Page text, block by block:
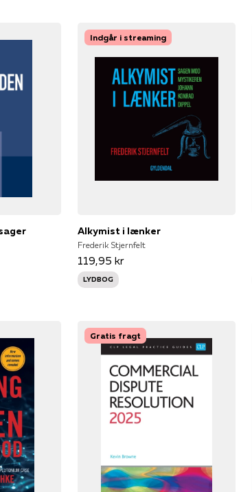
Indgår i streaming
Alkymist i lænker
Frederik Stjernfelt
119,95 kr
LYDBOG
Gratis fragt